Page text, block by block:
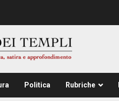
Politica Rubriche